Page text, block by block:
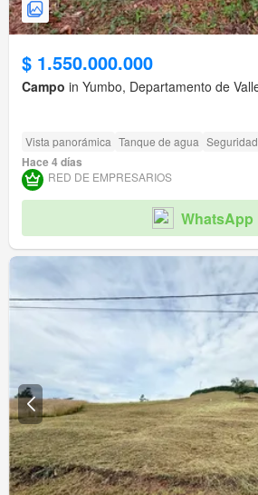
$ 1.550.000.000
Campo in Yumbo, Departamento de
Vista panorámica Tanque de agua
Hace 4 días
RED DE EMPRESARIOS
WhatsApp